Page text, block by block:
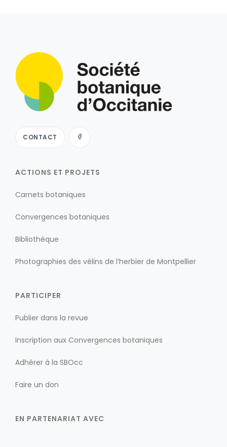
CONTACT
ACTIONS ET PROJETS
Carnets botaniques
Convergences botaniques
Bibliothèque
Photographies des vélins de l’herbier de Montpellier
PARTICIPER
Publier dans la revue
Inscription aux Convergences botaniques
Adhérer à la SBOcc
Faire un don
EN PARTENARIAT AVEC